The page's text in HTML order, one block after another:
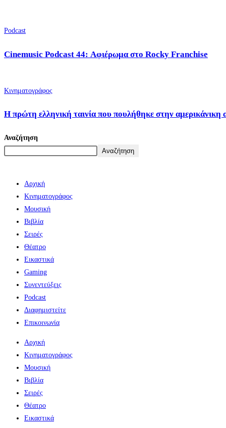
Podcast
Cinemusic Podcast 44: Αφιέρωμα στο Rocky Franchise
Κινηματογράφος
Η πρώτη ελληνική ταινία που πουλήθηκε στην αμερικάνικη
Αναζήτηση
Αναζήτηση
Αρχική
Κινηματογράφος
Μουσική
Βιβλία
Σειρές
Θέατρο
Εικαστικά
Gaming
Συνεντεύξεις
Podcast
Διαφημιστείτε
Επικοινωνία
Αρχική
Κινηματογράφος
Μουσική
Βιβλία
Σειρές
Θέατρο
Εικαστικά